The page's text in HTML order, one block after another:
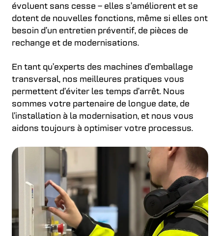
évoluent sans cesse – elles s’améliorent et se
dotent de nouvelles fonctions, même si elles ont
besoin d’un entretien préventif, de pièces de
rechange et de modernisations.
En tant qu’experts des machines d’emballage
transversal, nos meilleures pratiques vous
permettent d’éviter les temps d’arrêt. Nous
sommes votre partenaire de longue date, de
l’installation à la modernisation, et nous vous
aidons toujours à optimiser votre processus.